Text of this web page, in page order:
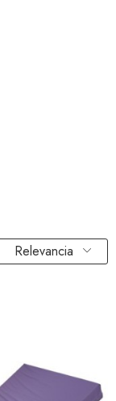
Relevancia